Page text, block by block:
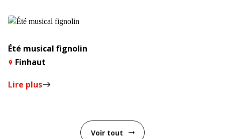
Été musical fignolin
Finhaut
Lire pluseast
Voir tout arrow_right_alt